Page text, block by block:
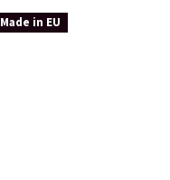
Made in EU